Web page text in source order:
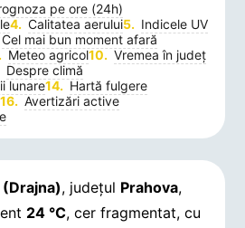
pe ore (24h)
Calitatea aerului
Indicele UV
Cel mai bun moment afară
Meteo agricol
Vremea în județ
Despre climă
lunare
Hartă fulgere
Avertizări active
, județul Prahova,
24 °C, cer fragmentat, cu